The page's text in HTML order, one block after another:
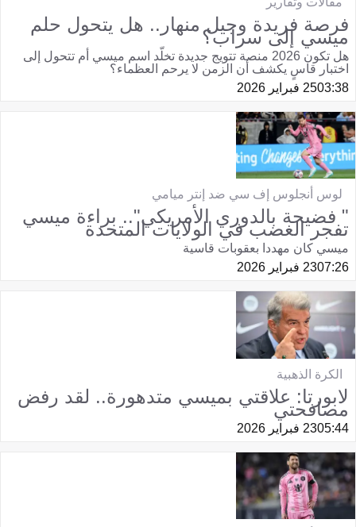
فرصة فريدة وجيل منهار.. هل يتحول حلم
ميسي إلى سراب؟
هل تكون 2026 منصة تتويج جديدة تخلّد اسم ميسي أم تتحول إلى
اختبار قاسٍ يكشف أن الزمن لا يرحم العظماء؟
03:3825 فبراير 2026
لوس أنجلوس إف سي ضد إنتر ميامي
" فضيحة بالدوري الأمريكي".. براءة ميسي
تفجر الغضب في الولايات المتحدة
ميسي كان مهددا بعقوبات قاسية
07:2623 فبراير 2026
الكرة الذهبية
لابورتا: علاقتي بميسي متدهورة.. لقد رفض
مصافحتي
05:4423 فبراير 2026